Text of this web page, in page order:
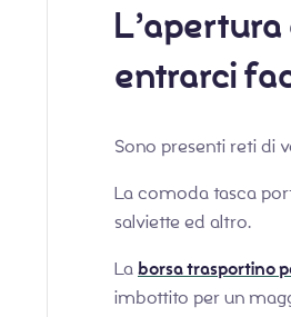
entrarci
Sono presenti reti di
La comoda tasca
salviette ed altro.
Laborsa trasportino
imbottito per un